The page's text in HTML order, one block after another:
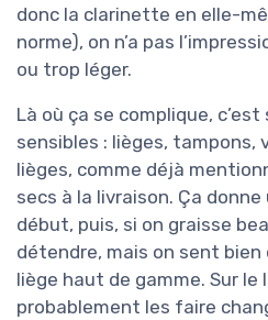
donc la clarinette en elle-
norme), on n’a pas
ou trop léger.
Là où ça se complique,
sensibles : lièges, tampons,
lièges, comme déjà
secs à la livraison. Ça
début, puis, si on graisse
détendre, mais on sent bien
liège haut de gamme. Sur
probablement les faire